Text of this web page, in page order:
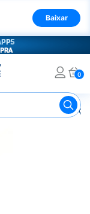
Baixar
0
Alergias e